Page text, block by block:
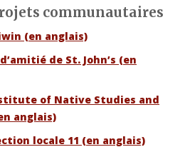
communautaires
(en anglais)
de St. John’s (en
of Native Studies and
anglais)
locale 11 (en anglais)